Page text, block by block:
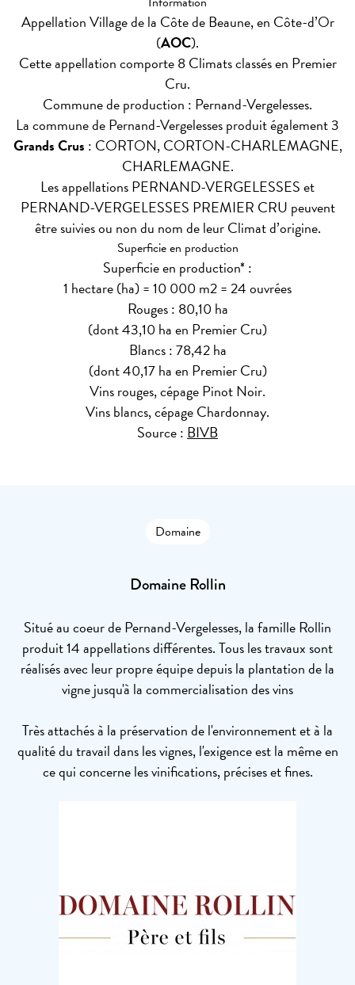
Appellation Village de la Côte de Beaune, en Côte-d’Or
(AOC).
Cette appellation comporte 8 Climats classés en Premier
Cru.
Commune de production : Pernand-Vergelesses.
La commune de Pernand-Vergelesses produit également 3
Grands Crus : CORTON, CORTON-CHARLEMAGNE,
CHARLEMAGNE.
Les appellations PERNAND-VERGELESSES et
PERNAND-VERGELESSES PREMIER CRU peuvent
être suivies ou non du nom de leur Climat d’origine.
Superficie en production
Superficie en production* :
1 hectare (ha) = 10 000 m2 = 24 ouvrées
Rouges : 80,10 ha
(dont 43,10 ha en Premier Cru)
Blancs : 78,42 ha
(dont 40,17 ha en Premier Cru)
Vins rouges, cépage Pinot Noir.
Vins blancs, cépage Chardonnay.
Source : BIVB
Domaine
Domaine Rollin
Situé au coeur de Pernand-Vergelesses, la famille Rollin
produit 14 appellations différentes. Tous les travaux sont
réalisés avec leur propre équipe depuis la plantation de la
vigne jusqu'à la commercialisation des vins
Très attachés à la préservation de l'environnement et à la
qualité du travail dans les vignes, l'exigence est la même en
ce qui concerne les vinifications, précises et fines.